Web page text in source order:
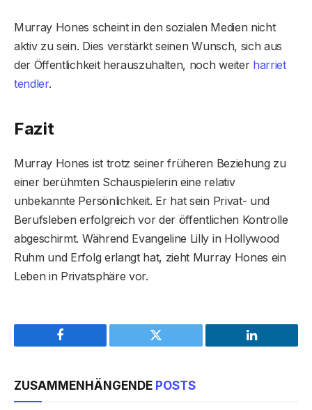
Murray Hones scheint in den sozialen Medien nicht
aktiv zu sein. Dies verstärkt seinen Wunsch, sich aus
der Öffentlichkeit herauszuhalten, noch weiter harriet
tendler.
Fazit
Murray Hones ist trotz seiner früheren Beziehung zu
einer berühmten Schauspielerin eine relativ
unbekannte Persönlichkeit. Er hat sein Privat- und
Berufsleben erfolgreich vor der öffentlichen Kontrolle
abgeschirmt. Während Evangeline Lilly in Hollywood
Ruhm und Erfolg erlangt hat, zieht Murray Hones ein
Leben in Privatsphäre vor.
Facebook Twitter LinkedIn
ZUSAMMENHÄNGENDE POSTS